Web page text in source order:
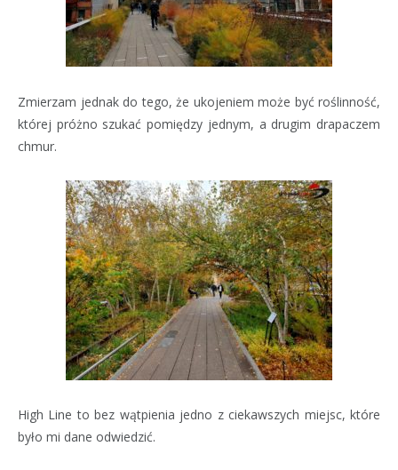
Zmierzam jednak do tego, że ukojeniem może być roślinność,
której próżno szukać pomiędzy jednym, a drugim drapaczem
chmur.
High Line to bez wątpienia jedno z ciekawszych miejsc, które
było mi dane odwiedzić.